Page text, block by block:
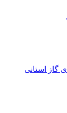
استانی